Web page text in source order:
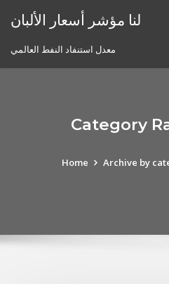
لنا مؤشر أسعار الألبان
معدل استنفاد النفط العالمي
Category
Home Archive by